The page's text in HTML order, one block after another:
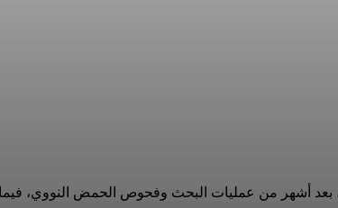
في ميناب، بعد أشهر من عمليات البحث وفحوص الحمض